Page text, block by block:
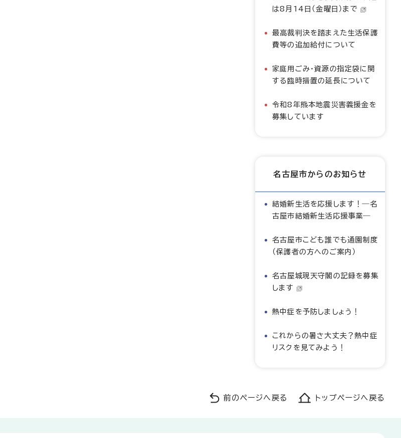
は8月14日（金曜日）まで
最高裁判決を踏まえた生活保護
費等の追加給付について
家庭用ごみ・資源の指定袋に関
する臨時措置の延長について
令和8年熊本地震災害義援金を
募集しています
名古屋市からのお知らせ
結婚新生活を応援します！―名
古屋市結婚新生活応援事業―
名古屋市こども誰でも通園制度
（保護者の方へのご案内）
名古屋城現天守閣の記録を募集
します
熱中症を予防しましょう！
これからの暑さ大丈夫？熱中症
リスクを見てみよう！
前のページへ戻る トップページへ戻る